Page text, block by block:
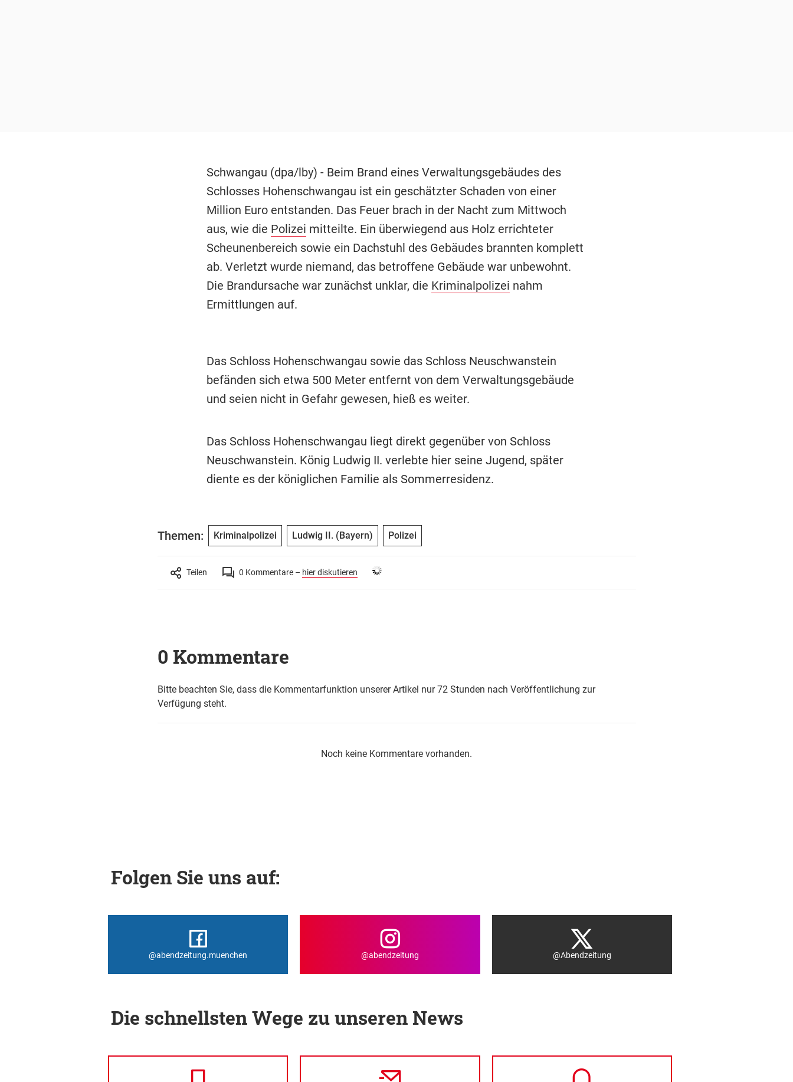
Schwangau (dpa/lby) - Beim Brand eines Verwaltungsgebäudes des
Schlosses Hohenschwangau ist ein geschätzter Schaden von einer
Million Euro entstanden. Das Feuer brach in der Nacht zum Mittwoch
aus, wie die Polizei mitteilte. Ein überwiegend aus Holz errichteter
Scheunenbereich sowie ein Dachstuhl des Gebäudes brannten komplett
ab. Verletzt wurde niemand, das betroffene Gebäude war unbewohnt.
Die Brandursache war zunächst unklar, die Kriminalpolizei nahm
Ermittlungen auf.
Das Schloss Hohenschwangau sowie das Schloss Neuschwanstein
befänden sich etwa 500 Meter entfernt von dem Verwaltungsgebäude
und seien nicht in Gefahr gewesen, hieß es weiter.
Das Schloss Hohenschwangau liegt direkt gegenüber von Schloss
Neuschwanstein. König Ludwig II. verlebte hier seine Jugend, später
diente es der königlichen Familie als Sommerresidenz.
Themen: Kriminalpolizei Ludwig II. (Bayern) Polizei
Teilen 0 Kommentare – hier diskutieren
0 Kommentare
Bitte beachten Sie, dass die Kommentarfunktion unserer Artikel nur 72 Stunden nach Veröffentlichung zur
Verfügung steht.
Noch keine Kommentare vorhanden.
Folgen Sie uns auf:
@abendzeitung.muenchen @abendzeitung @Abendzeitung
Die schnellsten Wege zu unseren News